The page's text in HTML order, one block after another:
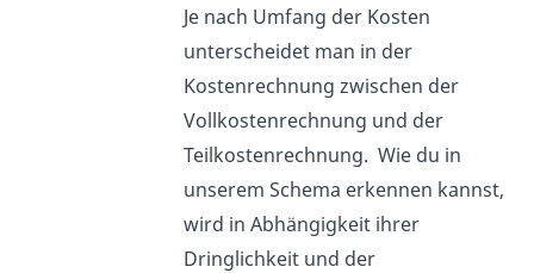
Je nach Umfang der Kosten
unterscheidet man in der
Kostenrechnung zwischen der
Vollkostenrechnung und der
Teilkostenrechnung. Wie du in
unserem Schema erkennen kannst,
wird in Abhängigkeit ihrer
Dringlichkeit und der